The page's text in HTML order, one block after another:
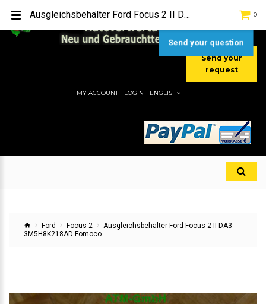
[+49] (0) 2232-5205
[+49] (0) 177 / 4080033
Send your
request
0
MY ACCOUNT LOGIN ENGLISH
Ford Focus 2
Ausgleichsbehälter Ford Focus 2 II DA3
3M5H8K218AD Fomoco
Ausgleichsbehälter Ford Focus 2 II DA3 3M5H8K218AD Fomoco
Send your question